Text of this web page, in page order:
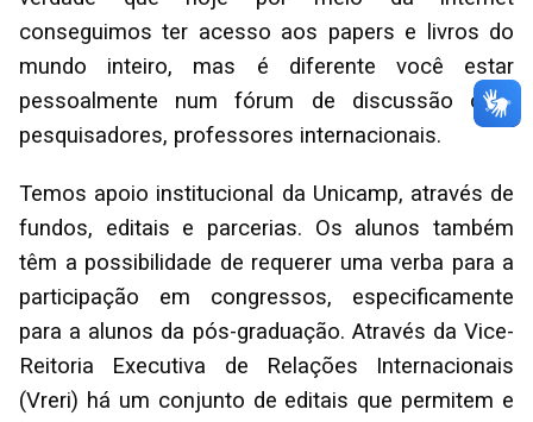
conseguimos ter acesso aos papers e livros do
mundo inteiro, mas é diferente você estar
pessoalmente num fórum de discussão com
pesquisadores, professores internacionais.
Temos apoio institucional da Unicamp, através de
fundos, editais e parcerias. Os alunos também
têm a possibilidade de requerer uma verba para a
participação em congressos, especificamente
para a alunos da pós-graduação. Através da Vice-
Reitoria Executiva de Relações Internacionais
(Vreri) há um conjunto de editais que permitem e